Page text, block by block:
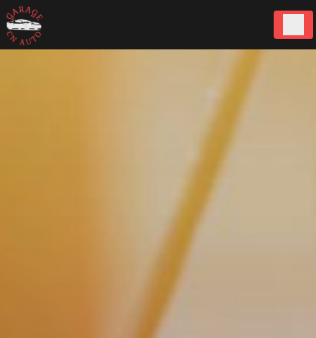
Panneau de gestion des cookies